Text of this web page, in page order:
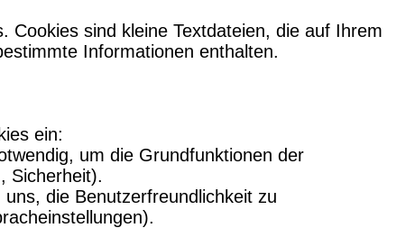
Cookies sind kleine Textdateien, die auf Ihrem
Informationen enthalten.
ein:
um die Grundfunktionen der
Sicherheit).
die Benutzerfreundlichkeit zu